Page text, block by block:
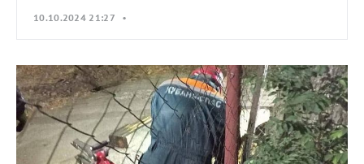
10.10.2024 21:27 •